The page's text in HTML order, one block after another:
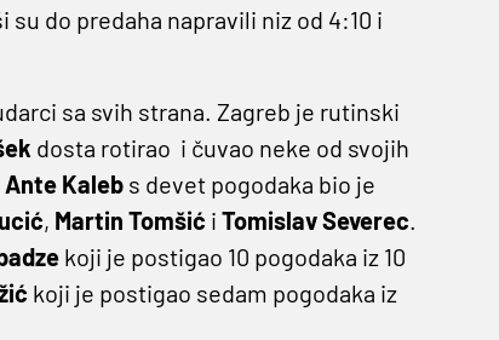
do predaha napravili niz od 4:10 i
sa svih strana. Zagreb je rutinski
dosta rotirao i čuvao neke od svojih
Ante Kalebs devet pogodaka bio je
, Martin Tomšić i Tomislav Severec.
koji je postigao 10 pogodaka iz 10
koji je postigao sedam pogodaka iz